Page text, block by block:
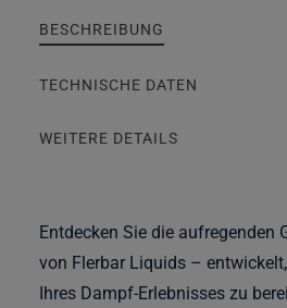
BESCHREIBUNG
TECHNISCHE DATEN
WEITERE DETAILS
Entdecken Sie die aufregenden
von Flerbar Liquids –
Ihres Dampf-Erlebnisses zu